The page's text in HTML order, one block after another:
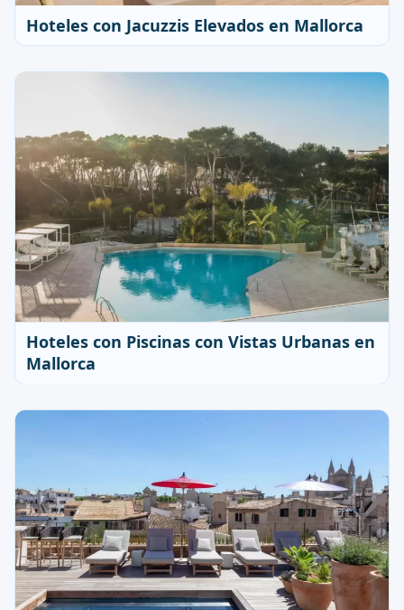
Hoteles con Jacuzzis Elevados en Mallorca
Hoteles con Piscinas con Vistas Urbanas en
Mallorca